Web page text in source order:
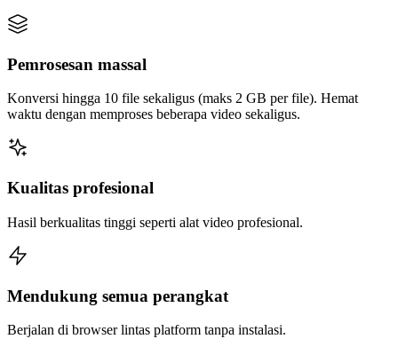
Pemrosesan massal
Konversi hingga 10 file sekaligus (maks 2 GB per file). Hemat
waktu dengan memproses beberapa video sekaligus.
Kualitas profesional
Hasil berkualitas tinggi seperti alat video profesional.
Mendukung semua perangkat
Berjalan di browser lintas platform tanpa instalasi.